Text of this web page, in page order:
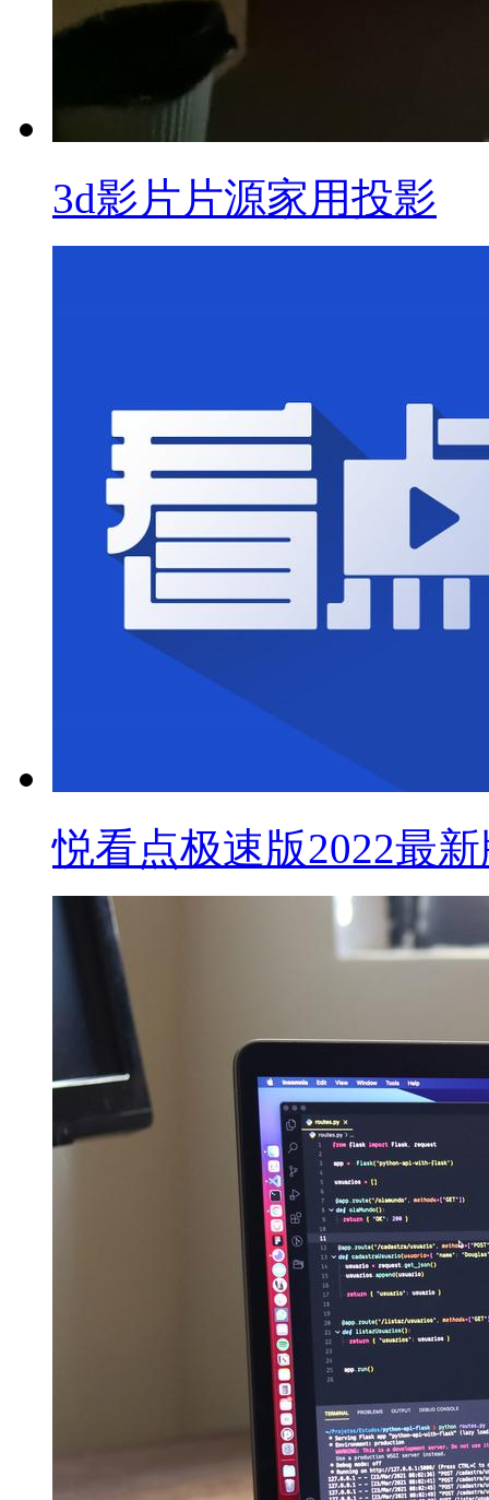
3d影片片源家用投影
悦看点极速版2022最